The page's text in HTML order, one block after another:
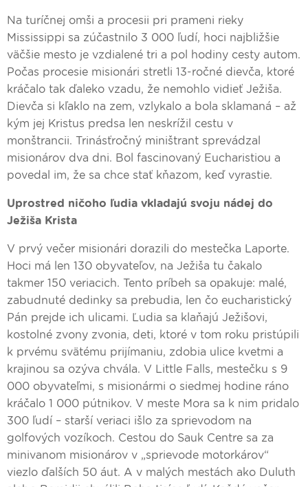
Na turíčnej omši a procesii pri prameni rieky
Mississippi sa zúčastnilo 3 000 ľudí, hoci najbližšie
väčšie mesto je vzdialené tri a pol hodiny cesty autom.
Počas procesie misionári stretli 13-ročné dievča, ktoré
kráčalo tak ďaleko vzadu, že nemohlo vidieť Ježiša.
Dievča si kľaklo na zem, vzlykalo a bola sklamaná – až
kým jej Kristus predsa len neskrížil cestu v
monštrancii. Trinásťročný miništrant sprevádzal
misionárov dva dni. Bol fascinovaný Eucharistiou a
povedal im, že sa chce stať kňazom, keď vyrastie.
Uprostred ničoho ľudia vkladajú svoju nádej do
Ježiša Krista
V prvý večer misionári dorazili do mestečka Laporte.
Hoci má len 130 obyvateľov, na Ježiša tu čakalo
takmer 150 veriacich. Tento príbeh sa opakuje: malé,
zabudnuté dedinky sa prebudia, len čo eucharistický
Pán prejde ich ulicami. Ľudia sa klaňajú Ježišovi,
kostolné zvony zvonia, deti, ktoré v tom roku pristúpili
k prvému svätému prijímaniu, zdobia ulice kvetmi a
krajinou sa ozýva chvála. V Little Falls, mestečku s 9
000 obyvateľmi, s misionármi o siedmej hodine ráno
kráčalo 1 000 pútnikov. V meste Mora sa k nim pridalo
300 ľudí – starší veriaci išlo za sprievodom na
golfových vozíkoch. Cestou do Sauk Centre sa za
minivanom misionárov v „sprievode motorkárov“
viezlo ďalších 50 áut. A v malých mestách ako Duluth